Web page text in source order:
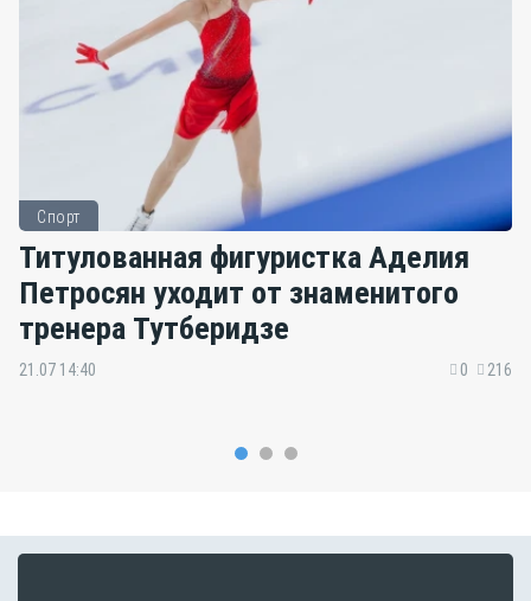
Спорт
Титулованная фигуристка Аделия
Петросян уходит от знаменитого
тренера Тутберидзе
21.07 14:40 0 216